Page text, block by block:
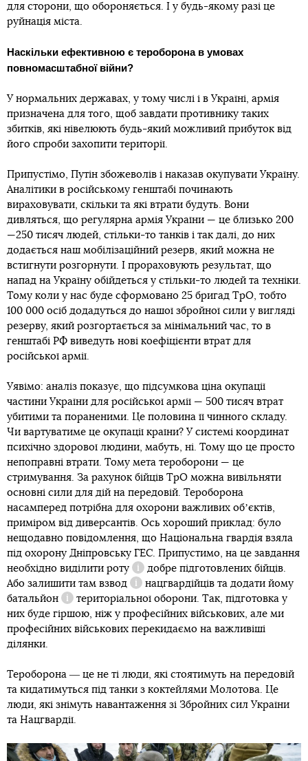
для сторони, що обороняється. І у будь-якому разі це
руйнація міста.
Наскільки ефективною є тероборона в умовах
повномасштабної війни?
У нормальних державах, у тому числі і в Україні, армія
призначена для того, щоб завдати противнику таких
збитків, які нівелюють будь-який можливий прибуток від
його спроби захопити території.
Припустімо, Путін збожеволів і наказав окупувати Україну.
Аналітики в російському генштабі починають
вираховувати, скільки та які втрати будуть. Вони
дивляться, що регулярна армія України — це близько 200
—250 тисяч людей, стільки-то танків і так далі, до них
додається наш мобілізаційний резерв, який можна не
встигнути розгорнути. І прораховують результат, що
напад на Україну обійдеться у стільки-то людей та техніки.
Тому коли у нас буде сформовано 25 бригад ТрО, тобто
100 000 осіб додадуться до нашої збройної сили у вигляді
резерву, який розгортається за мінімальний час, то в
генштабі РФ виведуть нові коефіцієнти втрат для
російської армії.
Уявімо: аналіз показує, що підсумкова ціна окупації
частини України для російської армії — 500 тисяч втрат
убитими та пораненими. Це половина її чинного складу.
Чи вартуватиме це окупації країни? У системі координат
психічно здорової людини, мабуть, ні. Тому що це просто
непоправні втрати. Тому мета тероборони — це
стримування. За рахунок бійців ТрО можна вивільняти
основні сили для дій на передовій. Тероборона
насамперед потрібна для охорони важливих обʼєктів,
приміром від диверсантів. Ось хороший приклад: було
нещодавно повідомлення, що Національна гвардія взяла
під охорону Дніпровську ГЕС. Припустимо, на це завдання
необхідно виділити роту
Довідка
добре підготовлених бійців.
Або залишити там взвод
Довідка
нацгвардійців та додати йому
батальйон
Довідка
територіальної оборони. Так, підготовка у
них буде гіршою, ніж у професійних військових, але ми
професійних військових перекидаємо на важливіші
ділянки.
Тероборона ― це не ті люди, які стоятимуть на передовій
та кидатимуться під танки з коктейлями Молотова. Це
люди, які знімуть навантаження зі Збройних сил України
та Нацгвардії.